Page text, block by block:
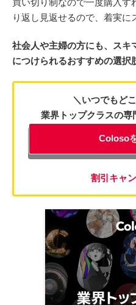
り返し見返せるので、着実に
社会人や主婦の方にも、スキ
につけられるおすすめの選択
＼いつでもど
業界トップクラスの専
Coloso
割引キャ